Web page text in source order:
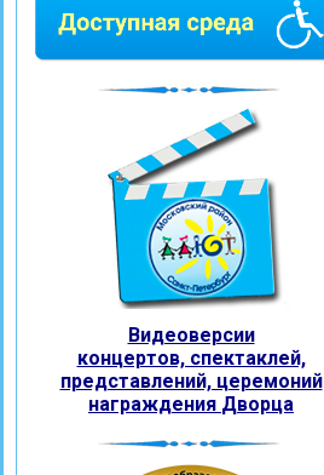
Видеоверсии
концертов, спектаклей,
представлений, церемоний
награждения Дворца